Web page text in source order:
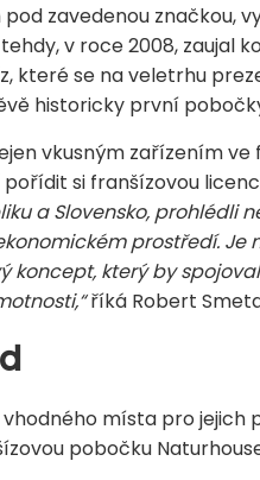
zavedenou značkou,
v roce 2008, zaujal
které se na veletrhu
historicky první
vkusným zařízením
si franšízovou
a Slovensko, prohlédli
prostředí. Je
koncept, který by
říká Robert
místa pro jejich
pobočku